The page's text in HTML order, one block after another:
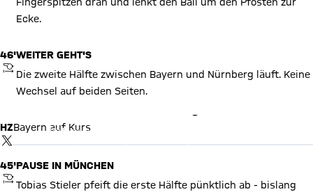
Fingerspitzen dran und lenkt den Ball um den Pfosten zur
Ecke.
46'
ANPFIFF
WEITER GEHT'S
Die zweite Hälfte zwischen Bayern und Nürnberg läuft. Keine
Wechsel auf beiden Seiten.
HZ
TWITTER-BEITRAG
Bayern auf Kurs
Mit Klick auf den Button ermöglichen Sie es diesem sozialen
verarbeiten. Vorher kann das soziale Netzwerk keine Daten über
Sie erheben, um Ihnen die Inhalte anzuzeigen. Diese Einstellung
wird für alle Inhalte des sozialen Netzwerks auf unserer Website
Einwilligungslösung ändern. Details: Datenschutzerklärung
45'
ANPFIFF
PAUSE IN MÜNCHEN
Tobias Stieler pfeift die erste Hälfte pünktlich ab - bislang